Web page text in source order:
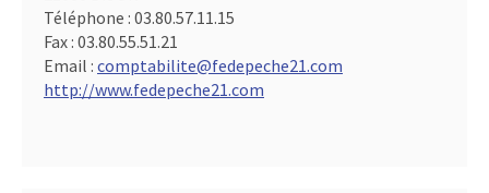
Téléphone : 03.80.57.11.15
Fax : 03.80.55.51.21
Email : comptabilite@fedepeche21.com
http://www.fedepeche21.com